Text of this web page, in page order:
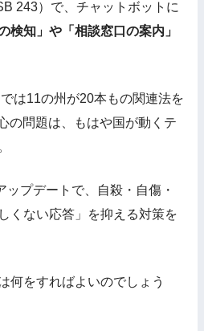
243）で、チャットボットに
検知」や「相談窓口の案内」
は11の州が20本もの関連法を
の問題は、もはや国が動くテ
プデートで、自殺・自傷・
くない応答」を抑える対策を
何をすればよいのでしょう